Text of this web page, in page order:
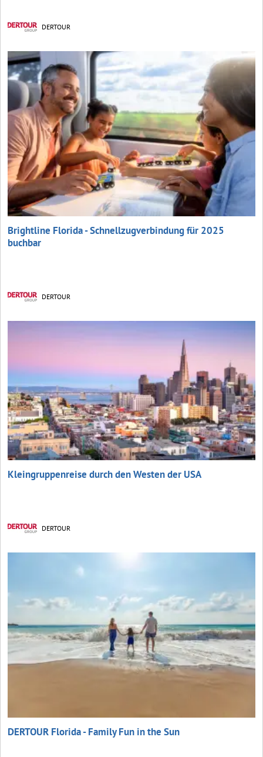
DERTOUR
Brightline Florida - Schnellzugverbindung für 2025
buchbar
DERTOUR
Kleingruppenreise durch den Westen der USA
DERTOUR
DERTOUR Florida - Family Fun in the Sun